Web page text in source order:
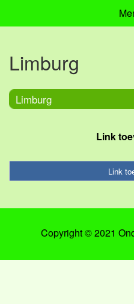
Limburg
Limburg
Link
Link
Copyright © 2021